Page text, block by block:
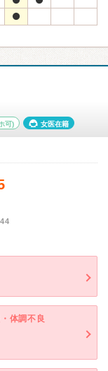
可) 女医在籍
体調不良